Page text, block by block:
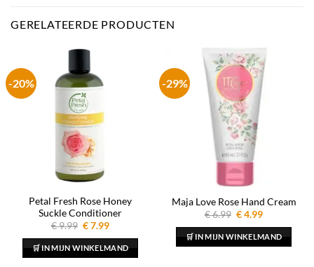
GERELATEERDE PRODUCTEN
-20%
Petal Fresh Rose Honey
Suckle Conditioner
€9.99 Oorspronkelijke
was:
€ 9.99.
€7.99Huidige
is:
€ 7.99.
🛒 IN MIJN WINKELMAND
-29%
Maja Love Rose Hand Cream
€6.99 Oorspronkelijke
was:
€ 6.99.
€4.99Huidige
is:
€ 4.99.
🛒 IN MIJN WINKELMAND